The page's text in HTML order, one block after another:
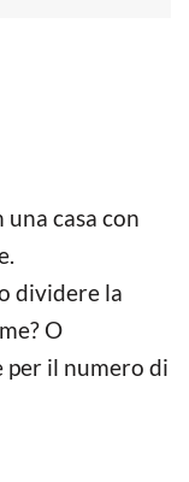
casa con
dividere la
O
per il numero di